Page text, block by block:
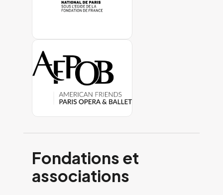
Fondations et
associations